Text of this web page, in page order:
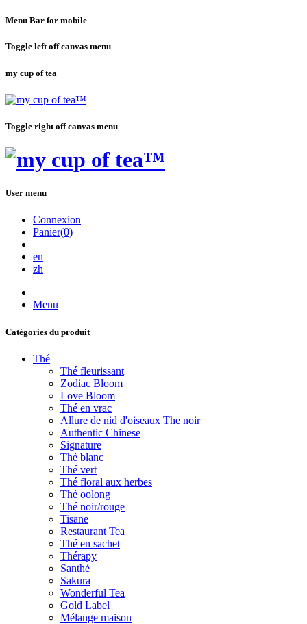
Menu Bar for mobile
Toggle left off canvas menu
my cup of tea
Toggle right off canvas menu
User menu
Connexion
Panier(0)
en
zh
Menu
Catégories du produit
Thé
Thé fleurissant
Zodiac Bloom
Love Bloom
Thé en vrac
Allure de nid d'oiseaux The noir
Authentic Chinese
Signature
Thé blanc
Thé vert
Thé floral aux herbes
Thé oolong
Thé noir/rouge
Tisane
Restaurant Tea
Thé en sachet
Thérapy
Santhé
Sakura
Wonderful Tea
Gold Label
Mélange maison